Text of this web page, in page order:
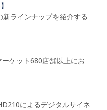
ラインナップを紹介する
ケット680店舗以上にお
によるデジタルサイネ